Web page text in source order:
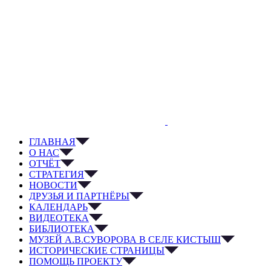
ГЛАВНАЯ
О НАС
ОТЧЁТ
СТРАТЕГИЯ
НОВОСТИ
ДРУЗЬЯ И ПАРТНЁРЫ
КАЛЕНДАРЬ
ВИДЕОТЕКА
БИБЛИОТЕКА
МУЗЕЙ А.В.СУВОРОВА В СЕЛЕ КИСТЫШ
ИСТОРИЧЕСКИЕ СТРАНИЦЫ
ПОМОЩЬ ПРОЕКТУ